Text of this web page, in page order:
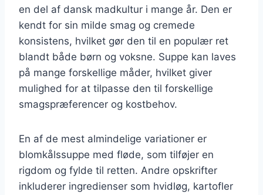
en del af dansk madkultur i mange år. Den er
kendt for sin milde smag og cremede
konsistens, hvilket gør den til en populær ret
blandt både børn og voksne. Suppe kan laves
på mange forskellige måder, hvilket giver
mulighed for at tilpasse den til forskellige
smagspræferencer og kostbehov.
En af de mest almindelige variationer er
blomkålssuppe med fløde, som tilføjer en
rigdom og fylde til retten. Andre opskrifter
inkluderer ingredienser som hvidløg, kartofler